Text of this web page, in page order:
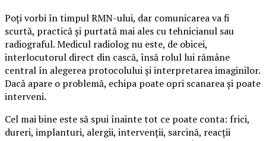
Poți vorbi în timpul RMN-ului, dar comunicarea va fi
scurtă, practică și purtată mai ales cu tehnicianul sau
radiograful. Medicul radiolog nu este, de obicei,
interlocutorul direct din cască, însă rolul lui rămâne
central în alegerea protocolului și interpretarea imaginilor.
Dacă apare o problemă, echipa poate opri scanarea și poate
interveni.
Cel mai bine este să spui înainte tot ce poate conta: frici,
dureri, implanturi, alergii, intervenții, sarcină, reacții